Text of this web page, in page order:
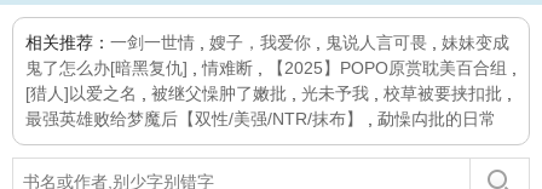
相关推荐： 一剑一世情 嫂子，我爱你 鬼说人言可畏
妹妹变成
鬼了怎么办[暗黑复仇] ,情难断 【2025】POPO原赏耽美百合组
[猎人]以爱之名
被继父懆肿了嫩批 光未予我 校草被要挟扣批
最强英雄败给梦魔后【双性/美强/NTR/抹布】
勐懆禸批的日常